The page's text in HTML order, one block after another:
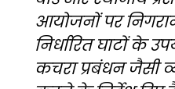
आयोजनों पर
निर्धारित घाटों के
कचरा प्रबंधन जैसी